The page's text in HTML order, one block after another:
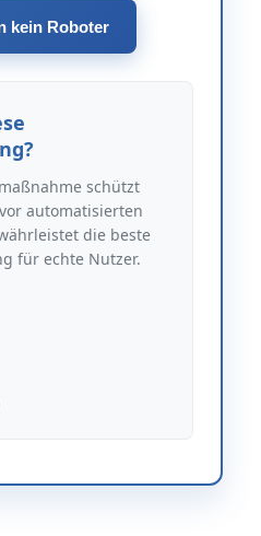
kein Roboter
schützt
automatisierten
die beste
für echte Nutzer.